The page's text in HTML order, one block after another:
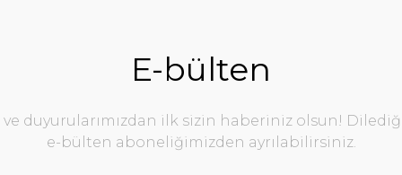
E-bülten
ve duyurularımızdan ilk sizin haberiniz olsun!
e-bülten aboneliğimizden ayrılabilirsiniz.